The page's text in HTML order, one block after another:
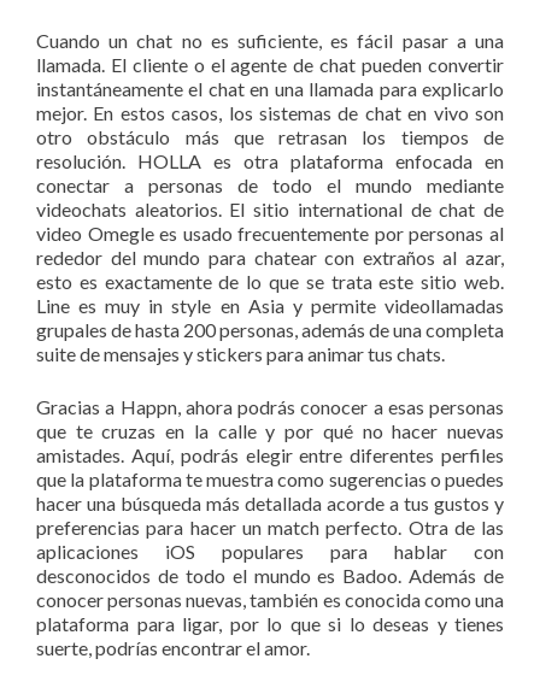
Cuando un chat no es suficiente, es fácil pasar a una
llamada. El cliente o el agente de chat pueden convertir
instantáneamente el chat en una llamada para explicarlo
mejor. En estos casos, los sistemas de chat en vivo son
otro obstáculo más que retrasan los tiempos de
resolución. HOLLA es otra plataforma enfocada en
conectar a personas de todo el mundo mediante
videochats aleatorios. El sitio international de chat de
video Omegle es usado frecuentemente por personas al
rededor del mundo para chatear con extraños al azar,
esto es exactamente de lo que se trata este sitio web.
Line es muy in style en Asia y permite videollamadas
grupales de hasta 200 personas, además de una completa
suite de mensajes y stickers para animar tus chats.
Gracias a Happn, ahora podrás conocer a esas personas
que te cruzas en la calle y por qué no hacer nuevas
amistades. Aquí, podrás elegir entre diferentes perfiles
que la plataforma te muestra como sugerencias o puedes
hacer una búsqueda más detallada acorde a tus gustos y
preferencias para hacer un match perfecto. Otra de las
aplicaciones iOS populares para hablar con
desconocidos de todo el mundo es Badoo. Además de
conocer personas nuevas, también es conocida como una
plataforma para ligar, por lo que si lo deseas y tienes
suerte, podrías encontrar el amor.